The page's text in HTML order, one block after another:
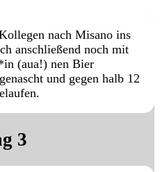
nach Misano ins
anschließend noch mit
(aua!) nen Bier
und gegen halb 12
3